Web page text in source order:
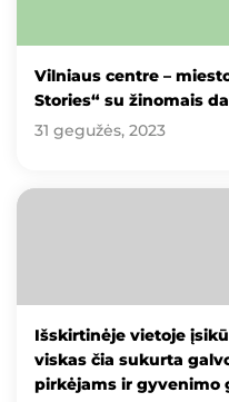
Vilniaus centre –
Stories“ su žinomais
31 gegužės, 2023
Išskirtinėje vietoje
viskas čia sukurta
pirkėjams ir gyvenimo